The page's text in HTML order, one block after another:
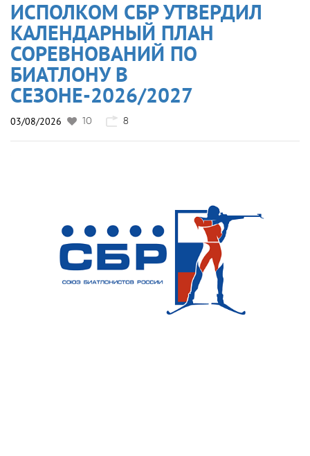
ИСПОЛКОМ СБР УТВЕРДИЛ
КАЛЕНДАРНЫЙ ПЛАН
СОРЕВНОВАНИЙ ПО
БИАТЛОНУ В
СЕЗОНЕ-2026/2027
03/08/2026 10 8